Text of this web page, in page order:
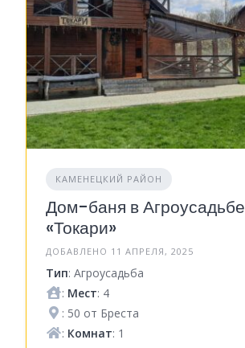
КАМЕНЕЦКИЙ РАЙОН
Дом-баня в Агроусадьбе
«Токари»
ДОБАВЛЕНО 11 АПРЕЛЯ, 2025
Тип: Агроусадьба
: Мест: 4
: 50 от Бреста
: Комнат: 1